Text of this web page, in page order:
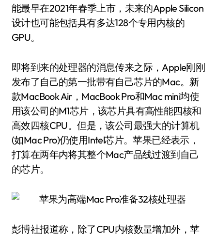
能最早在2021年春季上市，未来的Apple Silicon
设计也可能包括具有多达128个专用内核的
GPU。
即将到来的处理器的消息传来之际，Apple刚刚
发布了自己的第一批带有自己芯片的Mac。新
款MacBook Air，MacBook Pro和Mac mini均使
用该公司的M1芯片，该芯片具有高性能四核和
高效四核CPU。但是，该公司最强大的计算机
(如Mac Pro)仍使用Intel芯片。苹果已经表示，
打算在两年内将其整个Mac产品线过渡到自己
的芯片。
彭博社报道称，除了CPU内核数量增加外，苹